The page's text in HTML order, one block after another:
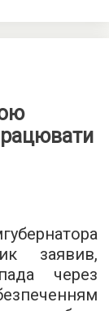
заявив,
через